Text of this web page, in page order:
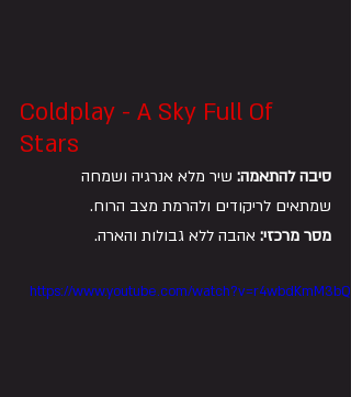
Coldplay - A Sky Full Of
Stars
סיבה להתאמה: שיר מלא אנרגיה ושמחה
שמתאים לריקודים ולהרמת מצב הרוח.
מסר מרכזי: אהבה ללא גבולות והארה.
https://www.youtube.com/watch?v=r4wbdKmM3bQ